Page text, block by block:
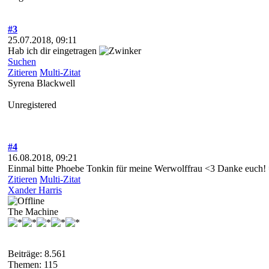
#3
25.07.2018, 09:11
Hab ich dir eingetragen
Suchen
Zitieren Multi-Zitat
Syrena Blackwell
Unregistered
#4
16.08.2018, 09:21
Einmal bitte Phoebe Tonkin für meine Werwolffrau <3 Danke euch!
Zitieren Multi-Zitat
Xander Harris
The Machine
Beiträge: 8.561
Themen: 115